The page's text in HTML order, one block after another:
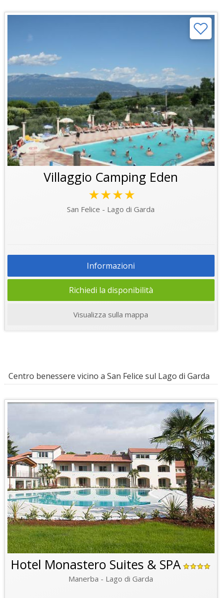
Villaggio Camping Eden
★★★★
San Felice - Lago di Garda
Informazioni
Richiedi la disponibilità
Visualizza sulla mappa
Centro benessere vicino a San Felice sul Lago di Garda
Hotel Monastero Suites & SPA
Manerba - Lago di Garda